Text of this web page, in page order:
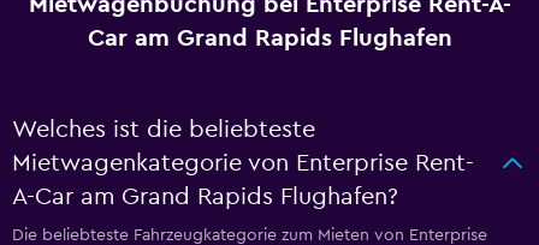
Mietwagenbuchung bei Enterprise Rent-A-
Car am Grand Rapids Flughafen
Welches ist die beliebteste
Mietwagenkategorie von Enterprise Rent-
A-Car am Grand Rapids Flughafen?
Die beliebteste Fahrzeugkategorie zum Mieten von Enterprise